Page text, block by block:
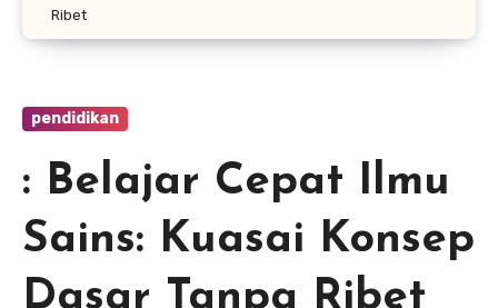
Ribet
pendidikan
: Belajar Cepat Ilmu
Sains: Kuasai Konsep
Dasar Tanpa Ribet